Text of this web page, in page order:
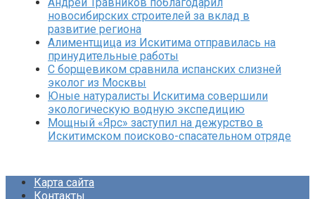
новосибирских строителей за вклад в
развитие региона
Алиментщица из Искитима отправилась на
принудительные работы
С борщевиком сравнила испанских слизней
эколог из Москвы
Юные натуралисты Искитима совершили
экологическую водную экспедицию
Мощный «Ярс» заступил на дежурство в
Искитимском поисково-спасательном отряде
Карта сайта
Контакты